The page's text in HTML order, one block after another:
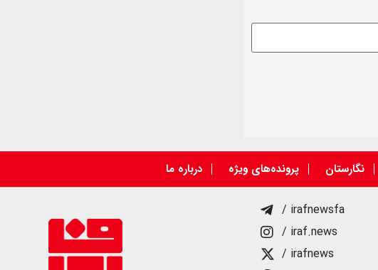
نگارستان پرونده‌های ویژه درباره ما
/ irafnewsfa
/ iraf.news
/ irafnews